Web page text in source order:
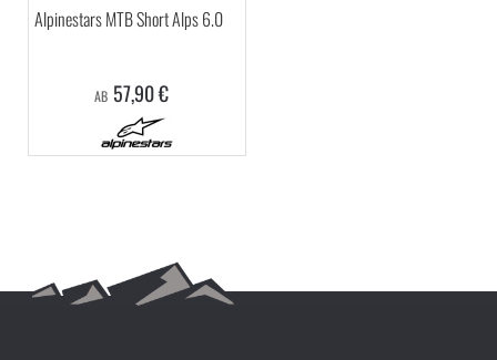
Alpinestars MTB Short Alps 6.0
AB 57,90 €